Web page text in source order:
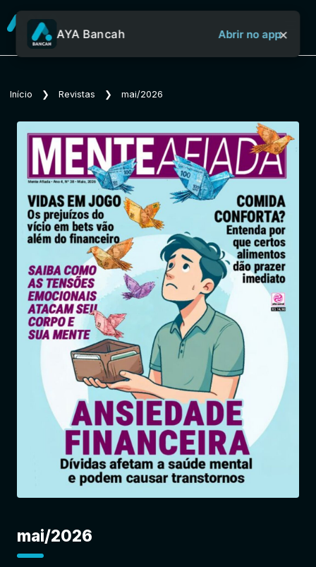
Sobre o Aya Bancah
Início
Revistas
Jornais
Notícias
Entrar
AYA Bancah Abrir no app×
Início ❯ Revistas ❯ mai/2026
mai/2026